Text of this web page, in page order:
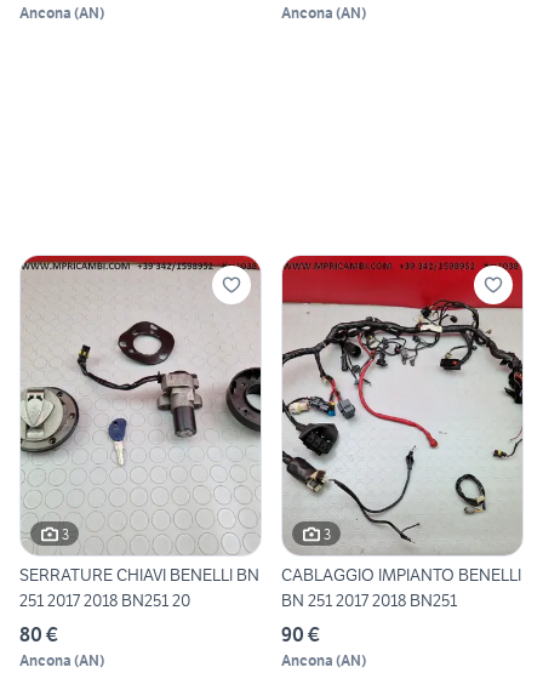
Ancona (AN) Ancona (AN)
3
SERRATURE CHIAVI BENELLI BN
251 2017 2018 BN251 20
80 €
Ancona (AN)
3
CABLAGGIO IMPIANTO BENELLI
BN 251 2017 2018 BN251
90 €
Ancona (AN)